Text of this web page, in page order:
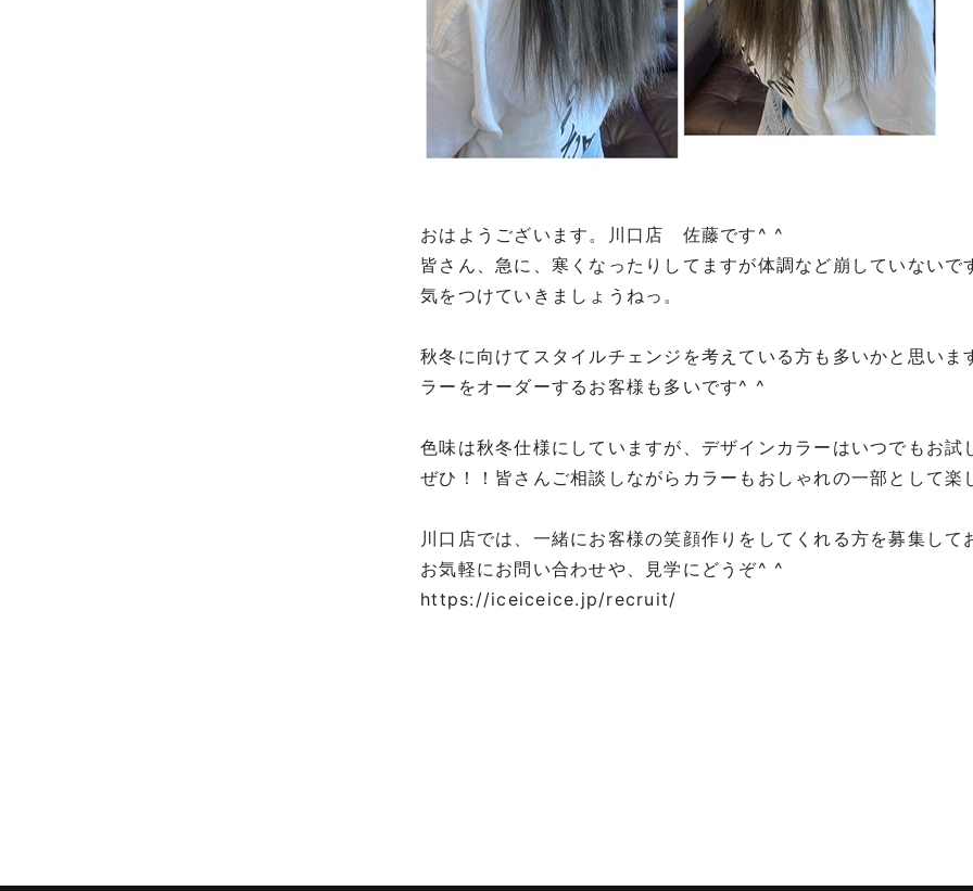
おはようございます。川口店 佐藤です^ ^
皆さん、急に、寒くなったりしてますが体調など崩していないで
気をつけていきましょうねっ。
秋冬に向けてスタイルチェンジを考えている方も多いかと思い
ラーをオーダーするお客様も多いです^ ^
色味は秋冬仕様にしていますが、デザインカラーはいつでもお試
ぜひ！！皆さんご相談しながらカラーもおしゃれの一部として楽
川口店では、一緒にお客様の笑顔作りをしてくれる方を募集して
お気軽にお問い合わせや、見学にどうぞ^ ^
https://iceiceice.jp/recruit/